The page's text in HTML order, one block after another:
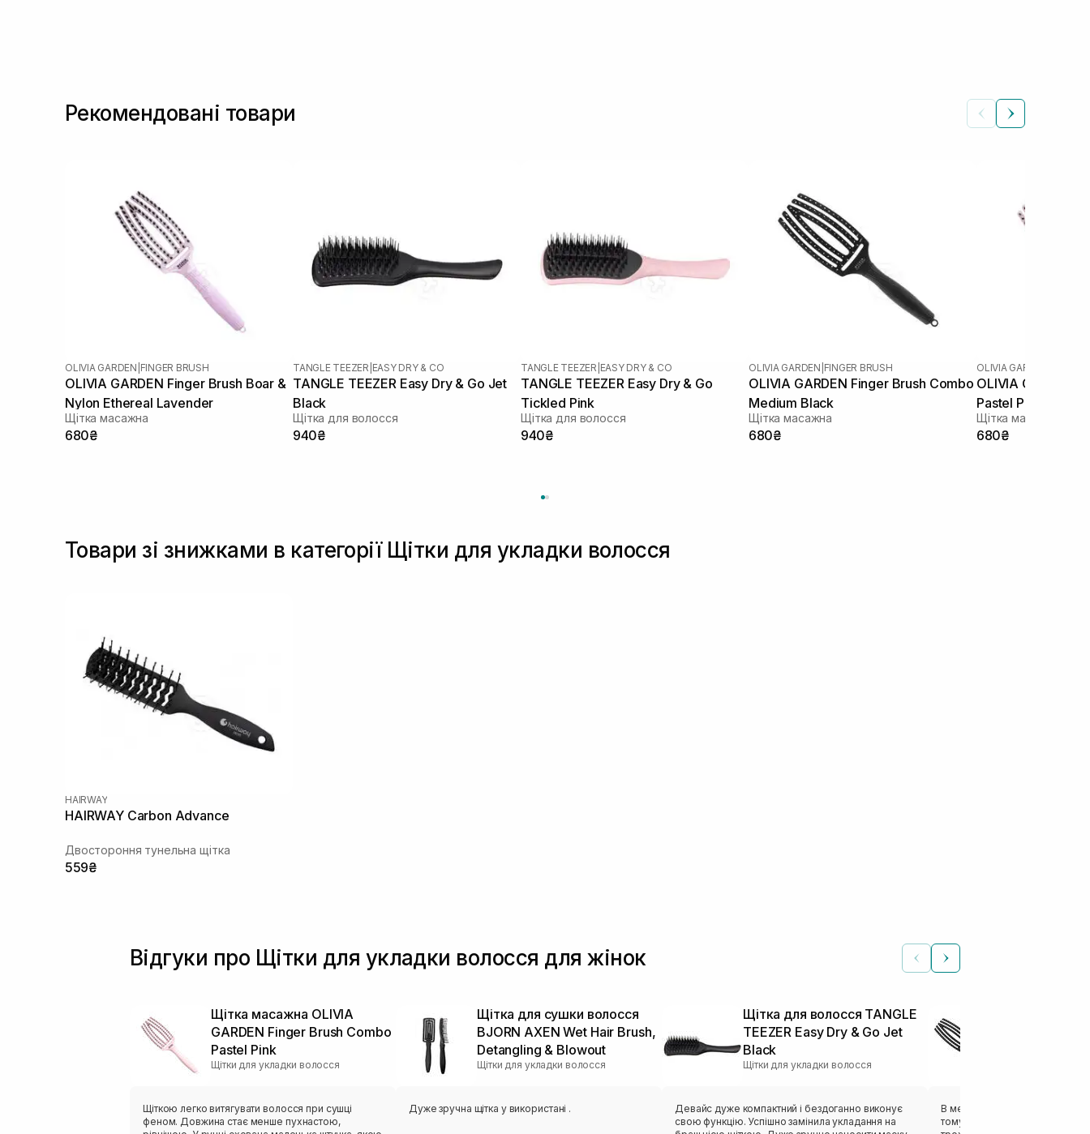
Рекомендовані товари
OLIVIA GARDEN FINGER BRUSH
OLIVIA GARDEN Finger Brush Boar &
Nylon Ethereal Lavender
Щітка масажна
680₴
TANGLE TEEZER EASY DRY & CO
TANGLE TEEZER Easy Dry & Go Jet
Black
Щітка для волосся
940₴
TANGLE TEEZER EASY DRY & CO
TANGLE TEEZER Easy Dry & Go
Tickled Pink
Щітка для волосся
940₴
OLIVIA GARDEN FINGER BRUSH
OLIVIA GARDEN Finger Brush Combo
Medium Black
Щітка масажна
680₴
OLIVIA GARDEN
OLIVIA GARDEN
Pastel Pink
Щітка масажна
680₴
Товари зі знижками в категорії Щітки для укладки волосся
HAIRWAY
HAIRWAY Carbon Advance
Двостороння тунельна щітка
559₴
Відгуки про Щітки для укладки волосся для жінок
Щітка масажна OLIVIA
GARDEN Finger Brush Combo
Pastel Pink
Щітки для укладки волосся
Щіткою легко витягувати волосся при сушці
феном. Довжина стає менше пухнастою,
Щітка для сушки волосся
BJORN AXEN Wet Hair Brush,
Detangling & Blowout
Щітки для укладки волосся
Дуже зручна щітка у використані .
Щітка для волосся TANGLE
TEEZER Easy Dry & Go Jet
Black
Щітки для укладки волосся
Девайс дуже компактний і бездоганно виконує
свою функцію. Успішно замінила укладання на
В мене густе волосся, коли
тому мокре прочісую Janeke ,